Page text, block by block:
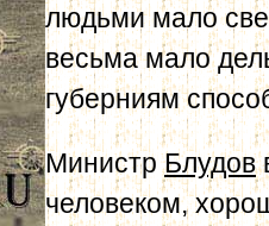
людьми мало
весьма мало
губерниям
МинистрБлудов
человеком,